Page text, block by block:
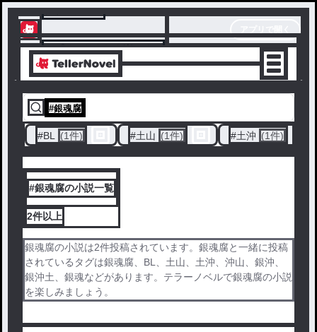
テラーノベル
アプリでサクサク楽しめる
#銀魂腐
#BL (1件) #土山 (1件) #土沖 (1件)
#銀魂腐の小説一覧
2件以上
銀魂腐の小説は2件投稿されています。銀魂腐と一緒に投稿
されているタグは銀魂腐、BL、土山、土沖、沖山、銀沖、
銀沖土、銀魂などがあります。テラーノベルで銀魂腐の小説
を楽しみましょう。